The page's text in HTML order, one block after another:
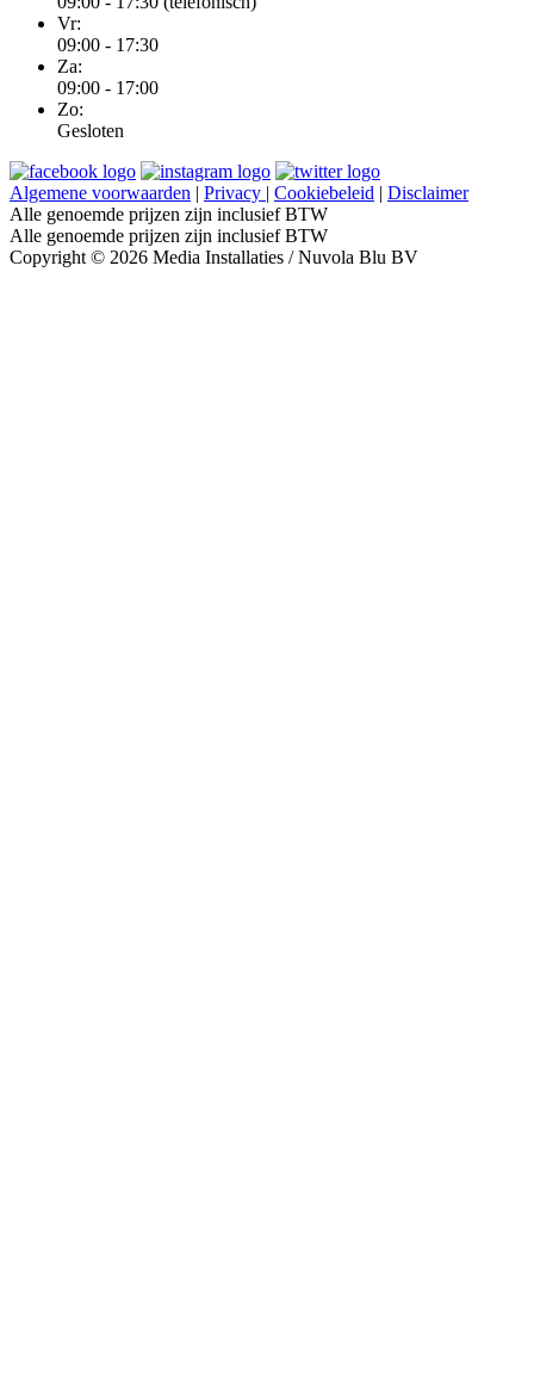
Vr:
09:00 - 17:30
Za:
09:00 - 17:00
Zo:
Gesloten
Algemene voorwaarden | Privacy | Cookiebeleid | Disclaimer
Alle genoemde prijzen zijn inclusief BTW
Alle genoemde prijzen zijn inclusief BTW
Copyright © 2026 Media Installaties / Nuvola Blu BV